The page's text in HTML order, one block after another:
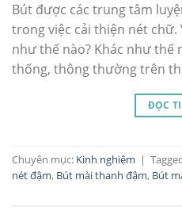
Bút được các trung tâm
trong việc cải thiện nét chữ.
như thế nào? Khác như thế
thống, thông thường trên
ĐỌC
Chuyên mục: Kinh nghiệm |
nét đậm, Bút mài thanh đậm, Bút